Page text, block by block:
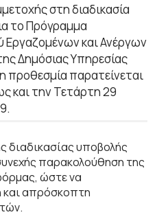
στη διαδικασία
το Πρόγραμμα
Εργαζομένων και Ανέργων
Δημόσιας Υπηρεσίας
παρατείνεται
και την Τετάρτη 29
διαδικασίας υποβολής
παρακολούθηση της
ώστε να
και απρόσκοπτη